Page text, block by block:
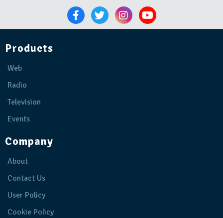
Products
Web
Radio
Television
Events
Company
About
Contact Us
User Policy
Cookie Policy